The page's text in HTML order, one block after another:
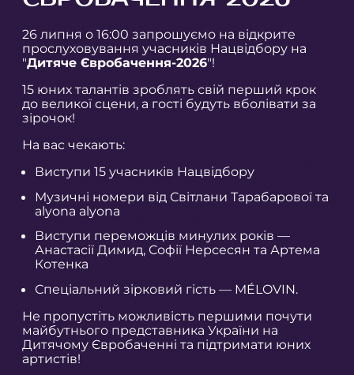
26 липня о 16:00 запрошуємо на відкрите
прослуховування учасників Нацвідбору на
"Дитяче Євробачення-2026"!
15 юних талантів зроблять свій перший крок
до великої сцени, а гості будуть вболівати за
зірочок!
На вас чекають:
Виступи 15 учасників Нацвідбору
Музичні номери від Світлани Тарабарової та
alyona alyona
Виступи переможців минулих років —
Анастасії Димид, Софії Нерсесян та Артема
Котенка
Спеціальний зірковий гість — MÉLOVIN.
Не пропустіть можливість першими почути
майбутнього представника України на
Дитячому Євробаченні та підтримати юних
артистів!